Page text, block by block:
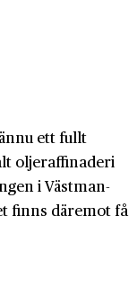
ett fullt
olje­raffinaderi
i Väst­man­
finns däremot få